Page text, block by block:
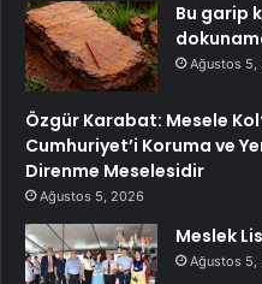
Bu garip
Ağustos 5,
Özgür Karabat: Mesele
Cumhuriyet’i Koruma ve
Direnme Meselesidir
Ağustos 5, 2026
Meslek
Ağustos 5,